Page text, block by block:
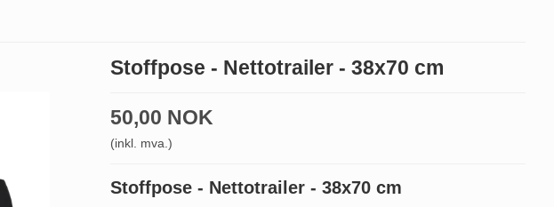
Stoffpose - Nettotrailer - 38x70 cm
50,00 NOK
(inkl. mva.)
Stoffpose - Nettotrailer - 38x70 cm